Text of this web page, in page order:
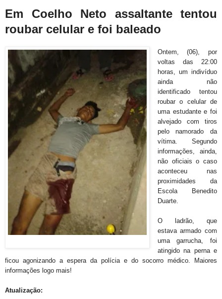
Em Coelho Neto assaltante tentou
roubar celular e foi baleado
Ontem, (06), por
voltas das 22:00
horas, um indivíduo
ainda não
identificado tentou
roubar o celular de
uma estudante e foi
alvejado com tiros
pelo namorado da
vítima. Segundo
informações, ainda,
não oficiais o caso
aconteceu nas
proximidades da
Escola Benedito
Duarte.
O ladrão, que
estava armado com
uma garrucha, foi
atingido na perna e
ficou agonizando a espera da polícia e do socorro médico. Maiores
informações logo mais!
Atualização: